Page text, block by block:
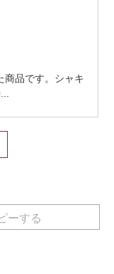
商品です。シャキ
ーする